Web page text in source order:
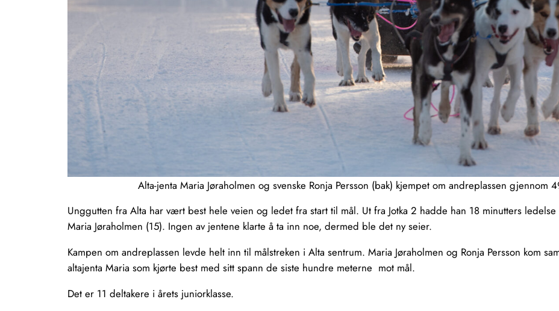
Alta-jenta Maria Jøraholmen og svenske Ronja Persson (bak) kjempet om andreplassen gjennom
Unggutten fra Alta har vært best hele veien og ledet fra start til mål. Ut fra Jotka 2 hadde han 18 minutters
Maria Jøraholmen (15). Ingen av jentene klarte å ta inn noe, dermed ble det ny seier.
Kampen om andreplassen levde helt inn til målstreken i Alta sentrum. Maria Jøraholmen og Ronja Persson kom
altajenta Maria som kjørte best med sitt spann de siste hundre meterne mot mål.
Det er 11 deltakere i årets juniorklasse.